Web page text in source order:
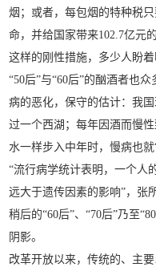
烟；或者，每包烟的特种税
命，并给国家带来102.7亿元
这样的刚性措施，多少人盼
“50后”与“60后”的酗酒者也
病的恶化，保守的估计：我
过一个西湖；每年因酒而慢
水一样步入中年时，慢病也
“流行病学统计表明，一个人
远大于遗传因素的影响”，张
稍后的“60后”、“70后”乃至
阴影。
改革开放以来，传统的、主